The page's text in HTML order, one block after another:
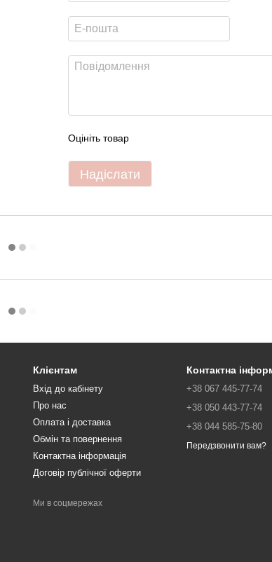
Оцініть товар
Надіслати
Клієнтам
Вхід до кабінету
Про нас
Оплата і доставка
Обмін та повернення
Контактна інформація
Договір публічної оферти
Ми в соцмережах
Контактна
+38 067 445-77-74
+38 050 443-77-74
+38 044 585-75-80
Передзвонити вам?